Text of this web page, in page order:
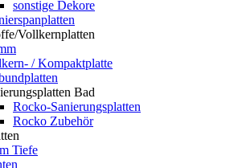
sonstige Dekore
Vollkernplatten
/ Kompaktplatte
Bad
Rocko-Sanierungsplatten
Rocko Zubehör
Tiefe